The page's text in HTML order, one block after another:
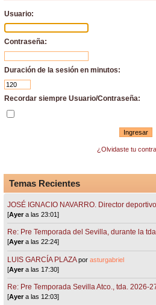
Usuario:
Contraseña:
Duración de la sesión en minutos:
Recordar siempre Usuario/Contraseña:
¿Olvidaste tu
Temas Recientes
JOSÉ IGNACIO NAVARRO. Director
[Ayera las 23:01]
Re: Pre Temporada del Sevilla, durante la
[Ayera las 22:24]
LUIS GARCÍA PLAZA porasturgabriel
[Ayera las 17:30]
Re: Pre Temporada Sevilla Atco., tda. 2026-
[Ayera las 12:03]